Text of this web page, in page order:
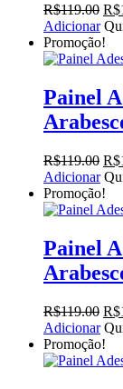
R$119.00 O
era:
R$
Adicionar
Promoção!
Painel
R$119.00 O
era:
R$
Adicionar
Promoção!
Painel
R$119.00 O
era:
R$
Adicionar
Promoção!